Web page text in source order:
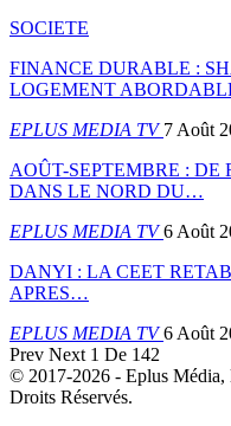
SOCIETE
FINANCE DURABLE :
LOGEMENT
EPLUS MEDIA TV7 Août
AOÛT-SEPTEMBRE : DE
DANS LE NORD DU…
EPLUS MEDIA TV6 Août
DANYI : LA CEET
APRES…
EPLUS MEDIA TV6 Août
Prev Next 1 De 142
© 2017-2026 - Eplus Média,
Droits Réservés.